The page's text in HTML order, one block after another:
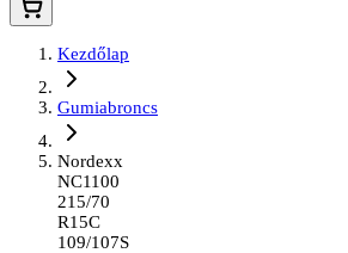
Kezdőlap
Gumiabroncs
Nordexx
NC1100
215/70
R15C
109/107S